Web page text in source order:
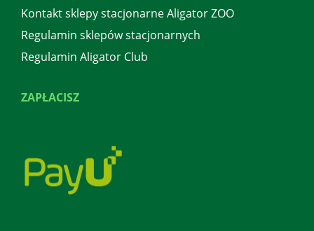
Kontakt sklepy stacjonarne Aligator ZOO
Regulamin sklepów stacjonarnych
Regulamin Aligator Club
ZAPŁACISZ